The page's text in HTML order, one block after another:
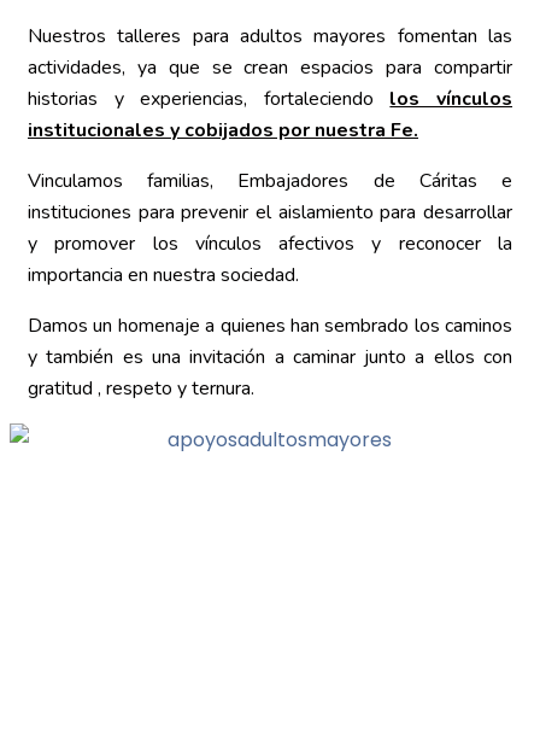
Nuestros talleres para adultos mayores fomentan las
actividades, ya que se crean espacios para compartir
historias y experiencias, fortaleciendo los vínculos
institucionales y cobijados por nuestra Fe.
Vinculamos familias, Embajadores de Cáritas e
instituciones para prevenir el aislamiento para desarrollar
y promover los vínculos afectivos y reconocer la
importancia en nuestra sociedad.
Damos un homenaje a quienes han sembrado los caminos
y también es una invitación a caminar junto a ellos con
gratitud , respeto y ternura.